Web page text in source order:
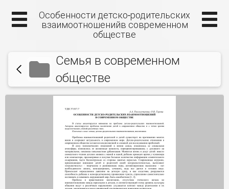
Особенности детско-родительских
взаимоотношенийв современном
обществе
Семья в современном
обществе